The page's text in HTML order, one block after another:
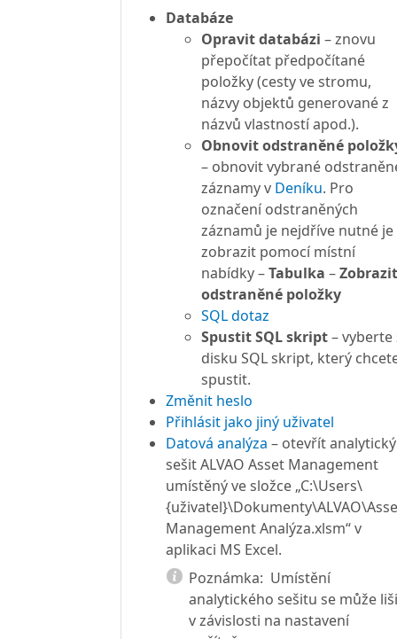
Databáze
Opravit databázi – znovu
přepočítat předpočítané
položky (cesty ve stromu,
názvy objektů generované z
názvů vlastností apod.).
Obnovit odstraněné
– obnovit vybrané
záznamy v Deníku. Pro
označení odstraněných
záznamů je nejdříve nutné je
zobrazit pomocí místní
nabídky –Tabulka –Zobrazit
odstraněné položky
SQL dotaz
Spustit SQL skript– vyberte
disku SQL skript, který
spustit.
Změnit heslo
Přihlásit jako jiný uživatel
Datová analýza – otevřít analytický
sešit ALVAO Asset Management
umístěný ve složce „C:\Users\
Management Analýza.xlsm“ v
aplikaci MS Excel.
Poznámka: Umístění
analytického sešitu se může
v závislosti na nastavení